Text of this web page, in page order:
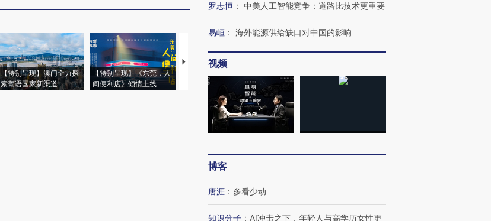
【特别呈现】澳门全力探
索葡语国家新渠道
【特别呈现】《东莞，人
间便利店》倾情上线
【推广】走进第四届链博
有意思的生活方式·第三对
罗志恒 ： 中美人工智能竞争：道路比技术更重要
易峘 ： 海外能源供给缺口对中国的影响
视频
博客
唐涯 ： 多看少动
知识分子 ： AI冲击之下，年轻人与高学历女性更